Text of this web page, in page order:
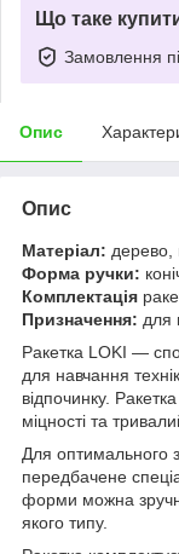
Що таке
Замовлення
Опис
Опис
Матеріал: дерево,
Форма ручки:
Комплектація
Призначення: для
Ракетка LOKI —
для навчання
відпочинку.
міцності та
Для оптимального
передбачене
форми можна
якого типу.